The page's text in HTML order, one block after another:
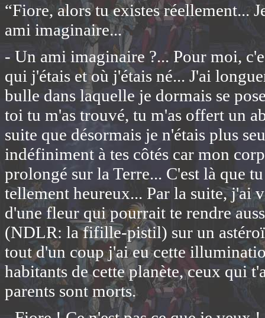
“Fiore, alors tu existes réellement...
ami imaginaire...
- Un ami imaginaire ?... Pour moi,
qui j'étais et où j'étais né... J'ai
bulle dans laquelle je dormais se
toi tu m'as trouvé, tu m'as offert un
suite que désormais je n'étais plus
indéfiniment à tes côtés car mon
prolongé sur la Terre... C'est là que
tellement heureux... Par la suite, j'ai
d'une fleur qui pourrait te rendre
(NDLR: la fifille-pistil) sur un
tout d'un coup j'ai eu cette
habitants de cette planète, ceux qui
parents sont morts.